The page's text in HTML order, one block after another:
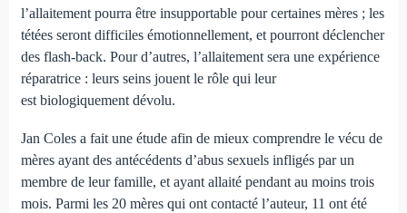
l’allaitement pourra être insupportable pour certaines mères ; les
tétées seront difficiles émotionnellement, et pourront déclencher
des flash-back. Pour d’autres, l’allaitement sera une expérience
réparatrice : leurs seins jouent le rôle qui leur
est biologiquement dévolu.
Jan Coles a fait une étude afin de mieux comprendre le vécu de
mères ayant des antécédents d’abus sexuels infligés par un
membre de leur famille, et ayant allaité pendant au moins trois
mois. Parmi les 20 mères qui ont contacté l’auteur, 11 ont été